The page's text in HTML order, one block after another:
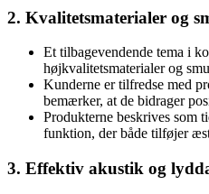
2. Kvalitetsmaterialer og
Et tilbagevendende tema i
højkvalitetsmaterialer og
Kunderne er tilfredse med
bemærker, at de bidrager
Produkterne beskrives som
funktion, der både tilføjer
3. Effektiv akustik og